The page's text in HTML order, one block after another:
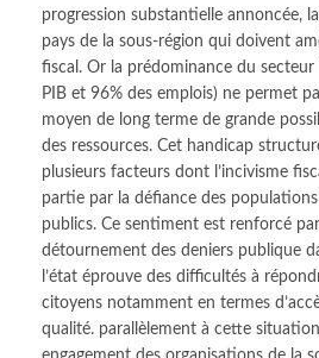
progression substantielle annoncée,
pays de la sous-région qui doivent
fiscal. Or la prédominance du
PIB et 96% des emplois) ne permet
moyen de long terme de grande
des ressources. Cet handicap
plusieurs facteurs dont l’incivisme
partie par la défiance des
publics. Ce sentiment est renforcé
détournement des deniers publique
l’état éprouve des difficultés à
citoyens notamment en termes
qualité. parallèlement à cette